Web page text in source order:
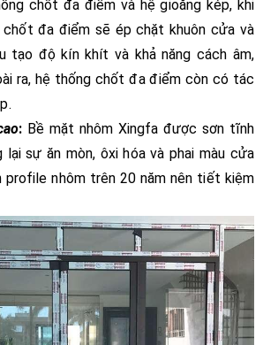
chốt đa điểm và hệ gioăng kép, khi
đa điểm sẽ ép chặt khuôn cửa và
tạo độ kín khít và khả năng cách âm,
ra, hệ thống chốt đa điểm còn có tác
: Bề mặt nhôm Xingfa được sơn tĩnh
sự ăn mòn, ôxi hóa và phai màu cửa
profile nhôm trên 20 năm nên tiết kiệm